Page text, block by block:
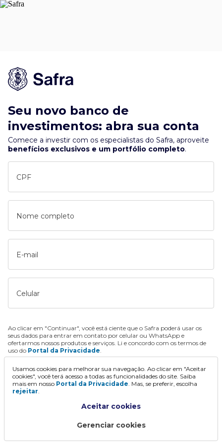
Seu novo banco de
investimentos: abra sua conta
Comece a investir com os especialistas do Safra, aproveite
benefícios exclusivos e um portfólio completo.
CPF
Nome completo
E-mail
Celular
Ao clicar em "Continuar", você está ciente que o Safra poderá usar os
seus dados para entrar em contato por celular ou WhatsApp e
ofertarmos nossos produtos e serviços. Li e concordo com os termos de
uso do Portal da Privacidade.
Continuar
Usamos cookies para melhorar sua navegação. Ao clicar em "Aceitar
cookies", você terá acesso a todas as funcionalidades do site. Saiba
mais em nosso Portal da Privacidade. Mas, se preferir, escolha
rejeitar.
Aceitar cookies
Gerenciar cookies